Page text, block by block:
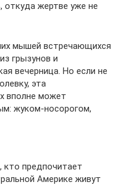
откуда жертве уже не
мышей встречающихся
грызунов и
вечерница. Но если не
эта
вполне может
жуком-носорогом,
кто предпочитает
Америке живут